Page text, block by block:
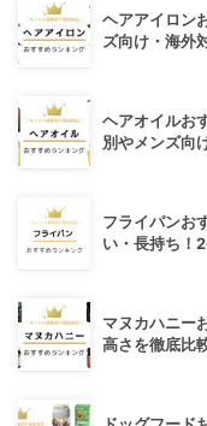
ヘアアイロン
ズ向け・海外
ヘアオイルお
別やメンズ向
フライパンお
い・長持ち！
マヌカハニー
高さを徹底比